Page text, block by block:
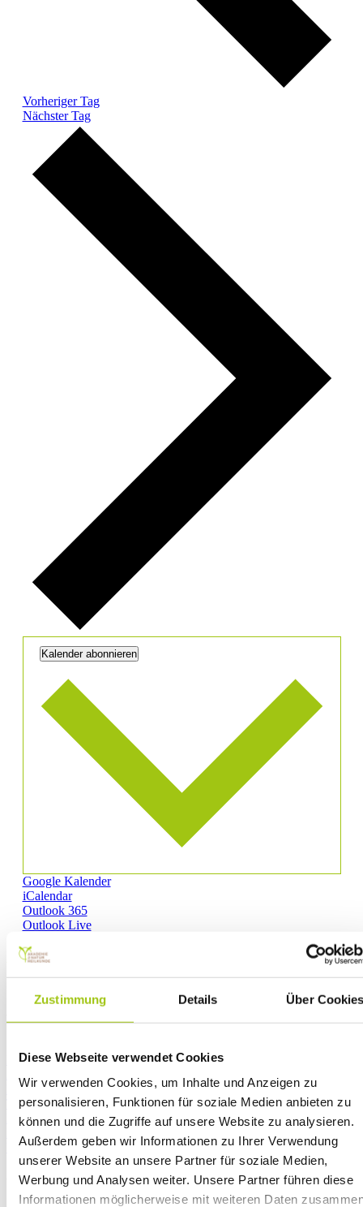
Zustimmung Details Über
Diese Webseite verwendet Cookies
Wir verwenden Cookies, um Inhalte und Anzeigen zu
personalisieren, Funktionen für soziale Medien anbieten zu
können und die Zugriffe auf unsere Website zu analysieren.
Außerdem geben wir Informationen zu Ihrer Verwendung
unserer Website an unsere Partner für soziale Medien,
Werbung und Analysen weiter. Unsere Partner führen diese
Informationen möglicherweise mit weiteren Daten
Vorheriger Tag
Nächster Tag
Kalender abonnieren
Google Kalender
iCalendar
Outlook 365
Outlook Live
Exportiere Outlook .ics Datei
Kursbereich (Kunden-Login)
Philosophie
Team
Referent/innen
Vertrag widerrufen
ÖFFNUNGSZEITEN